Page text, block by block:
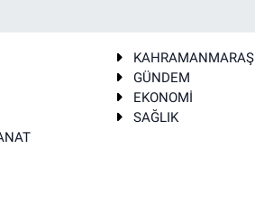
KAHRAMANMARAŞ
GÜNDEM
EKONOMİ
SAĞLIK